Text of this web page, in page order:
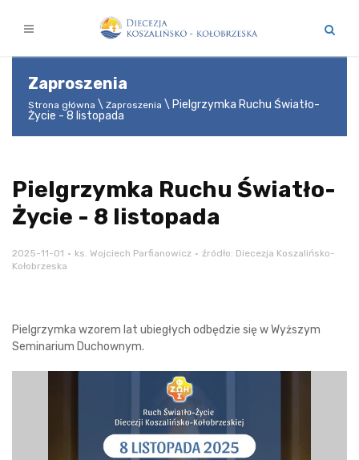
Zaproszenia
Strona główna Zaproszenia
Pielgrzymka Ruchu Światło-
Życie - 8 listopada
Pielgrzymka Ruchu Światło-
Życie - 8 listopada
2025-11-01 ks. Wojciech Parfianowicz
źródło: Diecezja Koszalińsko-
Kołobrzeska
Pielgrzymka wzorem lat ubiegłych odbędzie się w Wyższym
Seminarium Duchownym.